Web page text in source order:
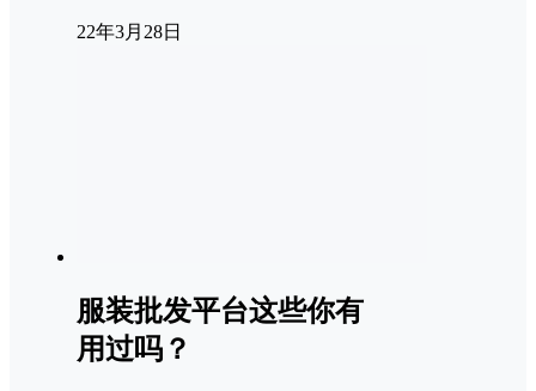
22年3月28日
服装批发平台这些你有
用过吗？